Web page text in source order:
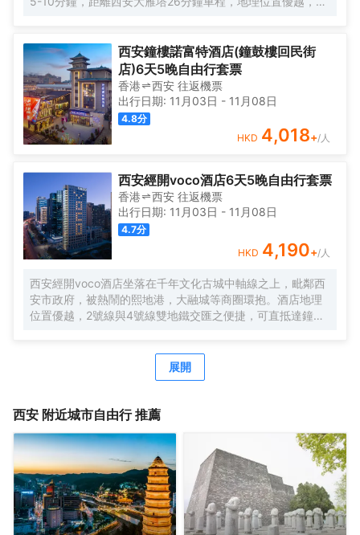
早、中、晚餐供酒店客人享用；酒店亦配備巴士、豪華商務
車接送客人方便出行。酒店客房空間寬敞、家居設計獨具匠
心、裝修風格優雅舒心。所有客房均採用西安當地高檔優質
床品、全套草本精華洗浴用品供客人使用；網絡方面配備百
兆高速光纖、WIFI全覆蓋，致力於為客人提供舒適便捷的住
宿體驗環境！
西安鐘樓諾富特酒店(鐘鼓樓回民街
店)6天5晚自由行套票
香港 西安 往返機票
出行日期: 11月03日 - 11月08日
4.8分
HKD 4,018+/人
西安經開voco酒店6天5晚自由行套票
香港 西安 往返機票
出行日期: 11月03日 - 11月08日
4.7分
HKD 4,190+/人
西安經開voco酒店坐落在千年文化古城中軸線之上，毗鄰西
安市政府，被熱鬧的熙地港，大融城等商圈環抱。酒店地理
位置優越，2號線與4號線雙地鐵交匯之便捷，可直抵達鐘鼓
落地窗，可從不同視角俯瞰城市運動公園全貌。
洲際酒店集團旗下高端輕奢酒店，西安經開voco酒店融貫東
締造私享社交之所，是時尚旅居達人和商務出行人士的理想
適的“獨處時光”。
展開
西安 附近城市自由行 推薦